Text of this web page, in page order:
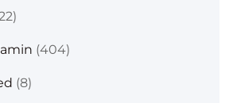
(404)
(8)